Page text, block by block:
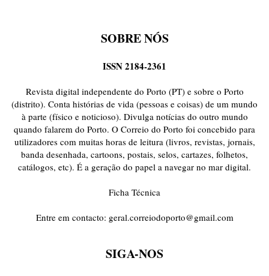
SOBRE NÓS
ISSN 2184-2361
Revista digital independente do Porto (PT) e sobre o Porto
(distrito). Conta histórias de vida (pessoas e coisas) de um mundo
à parte (físico e noticioso). Divulga notícias do outro mundo
quando falarem do Porto. O Correio do Porto foi concebido para
utilizadores com muitas horas de leitura (livros, revistas, jornais,
banda desenhada, cartoons, postais, selos, cartazes, folhetos,
catálogos, etc). É a geração do papel a navegar no mar digital.
Ficha Técnica
Entre em contacto: geral.correiodoporto@gmail.com
SIGA-NOS